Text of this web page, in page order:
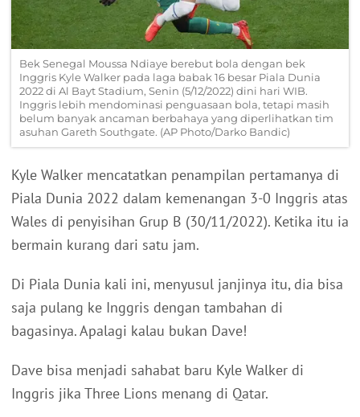
Bek Senegal Moussa Ndiaye berebut bola dengan bek
Inggris Kyle Walker pada laga babak 16 besar Piala Dunia
2022 di Al Bayt Stadium, Senin (5/12/2022) dini hari WIB.
Inggris lebih mendominasi penguasaan bola, tetapi masih
belum banyak ancaman berbahaya yang diperlihatkan tim
asuhan Gareth Southgate. (AP Photo/Darko Bandic)
Kyle Walker mencatatkan penampilan pertamanya di
Piala Dunia 2022 dalam kemenangan 3-0 Inggris atas
Wales di penyisihan Grup B (30/11/2022). Ketika itu ia
bermain kurang dari satu jam.
Di Piala Dunia kali ini, menyusul janjinya itu, dia bisa
saja pulang ke Inggris dengan tambahan di
bagasinya. Apalagi kalau bukan Dave!
Dave bisa menjadi sahabat baru Kyle Walker di
Inggris jika Three Lions menang di Qatar.